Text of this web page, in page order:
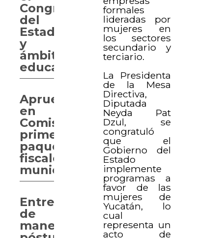
formales
lideradas por
mujeres en
los sectores
secundario y
terciario.
La Presidenta
de la Mesa
Directiva,
Diputada
Neyda Pat
Dzul, se
congratuló
que el
Gobierno del
Estado
implemente
programas a
favor de las
mujeres de
Yucatán, lo
cual
representa un
acto de
Congreso
del
Estado
y
ámbito
educativo
Aprueban
en
Comisión
primeros
paquetes
fiscales
municipales
Entregan
de
manera